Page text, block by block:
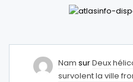
Nam surDeux
survolent la ville